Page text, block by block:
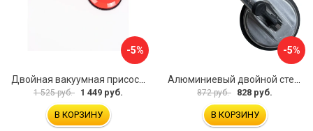
-5%
Двойная вакуумная присоска ARMA P620
1 525 руб. 1 449 руб.
В КОРЗИНУ
-5%
Алюминиевый двойной стеклодомкрат УправДом 4100002750
872 руб. 828 руб.
В КОРЗИНУ